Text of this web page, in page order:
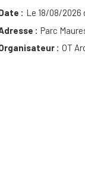
Le 18/08/2026
Parc
OT